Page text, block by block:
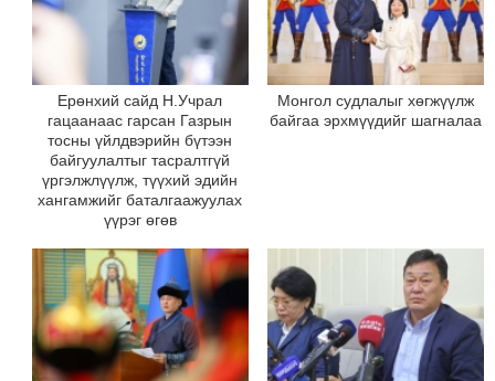
Ерөнхий сайд Н.Учрал
гацаанаас гарсан Газрын
тосны үйлдвэрийн бүтээн
байгуулалтыг тасралтгүй
үргэлжлүүлж, түүхий эдийн
хангамжийг баталгаажуулах
үүрэг өгөв
Монгол судлалыг хөгжүүлж
байгаа эрхмүүдийг шагналаа